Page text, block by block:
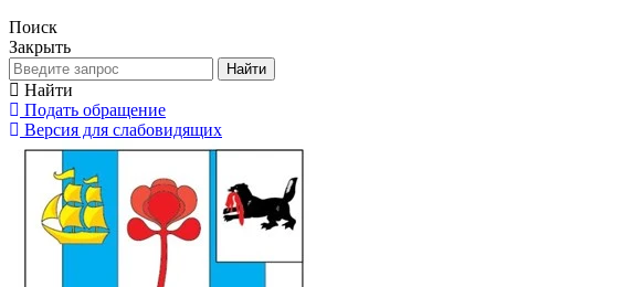
Поиск
Закрыть
Найти
Найти
Подать обращение
Версия для слабовидящих